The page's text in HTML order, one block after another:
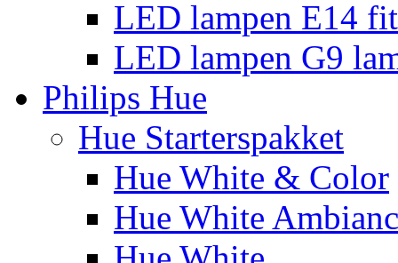
LED lampen E14
LED lampen G9
Philips Hue
Hue Starterspakket
Hue White & Color
Hue White